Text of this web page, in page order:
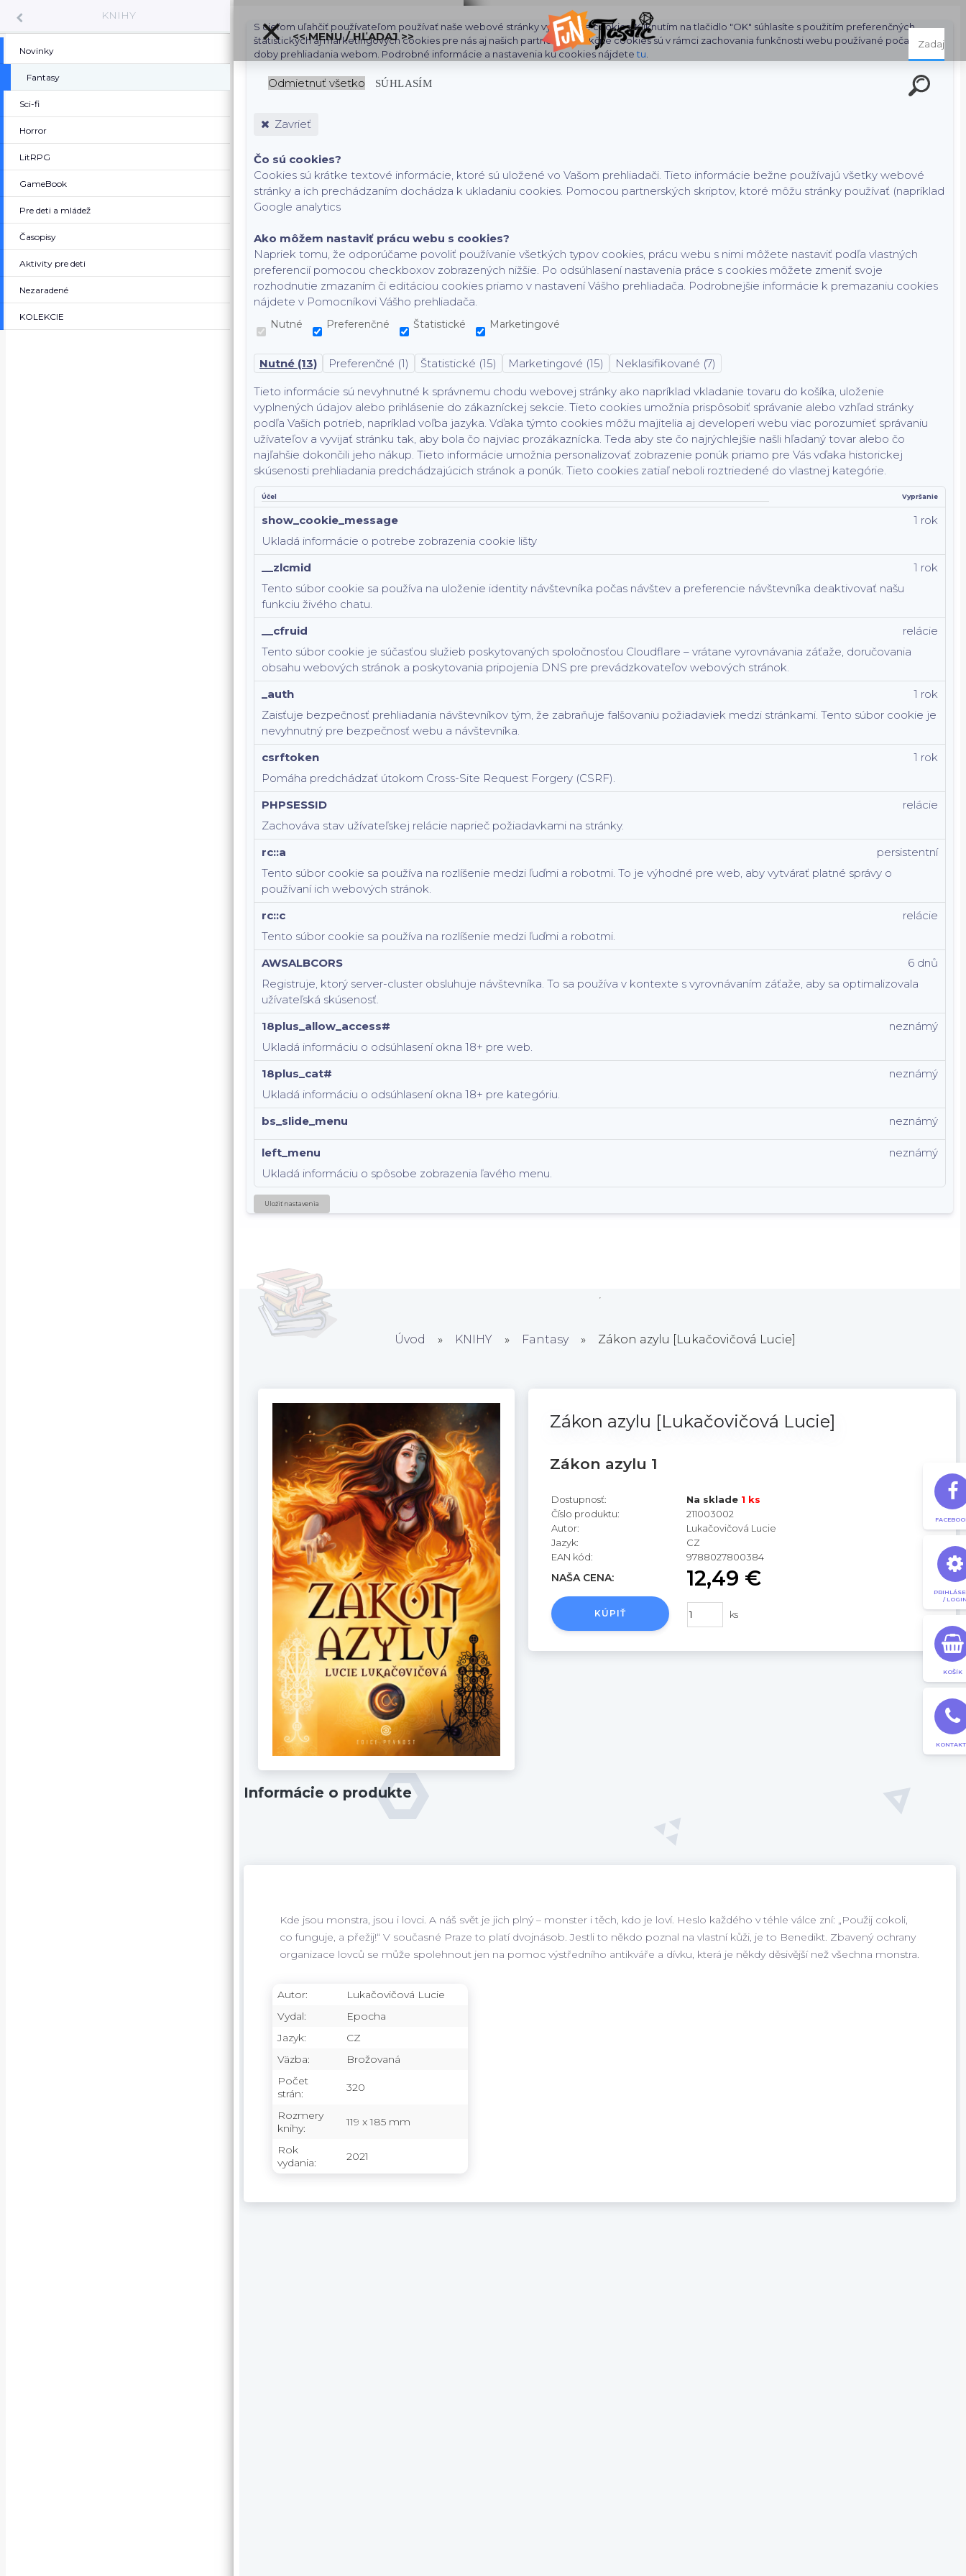
KNIHY
Novinky
Fantasy
Sci-fi
Horror
LitRPG
GameBook
Pre deti a mládež
Časopisy
Aktivity pre deti
Nezaradené
KOLEKCIE
S cieľom uľahčiť používateľom používať naše webové stránky využívame cookies. Kliknutím na tlačidlo "OK" súhlasíte s použitím preferenčných,
štatistických aj marketingových cookies pre nás aj našich partnerov. Funkčné cookies sú v rámci zachovania funkčnosti webu používané počas celej
doby prehliadania webom. Podrobné informácie a nastavenia ku cookies nájdetetu
Odmietnuť všetko SÚHLASÍM
Zavrieť
Čo sú cookies?
Cookies sú krátke textové informácie, ktoré sú uložené vo Vašom prehliadači. Tieto informácie bežne používajú všetky webové
stránky a ich prechádzaním dochádza k ukladaniu cookies. Pomocou partnerských skriptov, ktoré môžu stránky používať (napríklad
Google analytics
Ako môžem nastaviť prácu webu s cookies?
Napriek tomu, že odporúčame povoliť používanie všetkých typov cookies, prácu webu s nimi môžete nastaviť podľa vlastných
preferencií pomocou checkboxov zobrazených nižšie. Po odsúhlasení nastavenia práce s cookies môžete zmeniť svoje
rozhodnutie zmazaním či editáciou cookies priamo v nastavení Vášho prehliadača. Podrobnejšie informácie k premazaniu cookies
nájdete v Pomocníkovi Vášho prehliadača.
Nutné Preferenčné Štatistické Marketingové
Nutné (13) Preferenčné (1) Štatistické (15) Marketingové (15) Neklasifikované (7)
Tieto informácie sú nevyhnutné k správnemu chodu webovej stránky ako napríklad vkladanie tovaru do košíka, uloženie
vyplnených údajov alebo prihlásenie do zákazníckej sekcie. Tieto cookies umožnia prispôsobiť správanie alebo vzhľad stránky
podľa Vašich potrieb, napríklad voľba jazyka. Vďaka týmto cookies môžu majitelia aj developeri webu viac porozumieť správaniu
užívateľov a vyvijať stránku tak, aby bola čo najviac prozákaznícka. Teda aby ste čo najrýchlejšie našli hľadaný tovar alebo čo
najľahšie dokončili jeho nákup. Tieto informácie umožnia personalizovať zobrazenie ponúk priamo pre Vás vďaka historickej
skúsenosti prehliadania predchádzajúcich stránok a ponúk. Tieto cookies zatiaľ neboli roztriedené do vlastnej kategórie.
Účel Vypršanie
show_cookie_message
Ukladá informácie o potrebe zobrazenia cookie lišty
1 rok
__zlcmid
Tento súbor cookie sa používa na uloženie identity návštevníka počas návštev a preferencie návštevníka deaktivovať našu
funkciu živého chatu.
1 rok
__cfruid
Tento súbor cookie je súčasťou služieb poskytovaných spoločnosťou Cloudflare – vrátane vyrovnávania záťaže, doručovania
obsahu webových stránok a poskytovania pripojenia DNS pre prevádzkovateľov webových stránok.
relácie
_auth
Zaisťuje bezpečnosť prehliadania návštevníkov tým, že zabraňuje falšovaniu požiadaviek medzi stránkami. Tento súbor cookie je
nevyhnutný pre bezpečnosť webu a návštevníka.
1 rok
csrftoken
Pomáha predchádzať útokom Cross-Site Request Forgery (CSRF).
1 rok
PHPSESSID
Zachováva stav užívateľskej relácie naprieč požiadavkami na stránky.
relácie
rc::a
Tento súbor cookie sa používa na rozlíšenie medzi ľuďmi a robotmi. To je výhodné pre web, aby vytvárať platné správy o
používaní ich webových stránok.
persistentní
rc::c
Tento súbor cookie sa používa na rozlíšenie medzi ľuďmi a robotmi.
relácie
AWSALBCORS
Registruje, ktorý server-cluster obsluhuje návštevníka. To sa používa v kontexte s vyrovnávaním záťaže, aby sa optimalizovala
užívateľská skúsenosť.
6 dnů
18plus_allow_access#
Ukladá informáciu o odsúhlasení okna 18+ pre web.
neznámý
18plus_cat#
Ukladá informáciu o odsúhlasení okna 18+ pre kategóriu.
neznámý
bs_slide_menu neznámý
left_menu
Ukladá informáciu o spôsobe zobrazenia ľavého menu.
neznámý
Uložiť nastavenia
/
KOŠÍK
<< MENU / HĽADAJ >>
Úvod » KNIHY » Fantasy » Zákon azylu [Lukačovičová Lucie]
Zákon azylu [Lukačovičová Lucie]
Zákon azylu 1
Dostupnosť: Na sklade 1 ks
Číslo produktu:
211003002
Autor:
Lukačovičová Lucie
Jazyk:
CZ
EAN kód:
9788027800384
NAŠA CENA: 12,49 €
ks
KÚPIŤ
Informácie o produkte
Kde jsou monstra, jsou i lovci. A náš svět je jich plný – monster i těch, kdo je loví. Heslo každého v téhle válce zní: „Použij cokoli,
co funguje, a přežij!“ V současné Praze to platí dvojnásob. Jestli to někdo poznal na vlastní kůži, je to Benedikt. Zbavený ochrany
organizace lovců se může spolehnout jen na pomoc výstředního antikváře a dívku, která je někdy děsivější než všechna monstra.
Autor:
Lukačovičová Lucie
Vydal:
Epocha
Jazyk:
CZ
Väzba:
Brožovaná
Počet
strán:
320
Rozmery
knihy:
119 x 185 mm
Rok
vydania:
2021